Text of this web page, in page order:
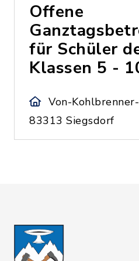
Offene
für Schüler
Klassen 5 -
Von-
83313 Siegsdorf